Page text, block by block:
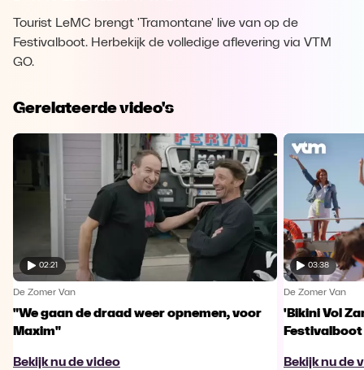
Tourist LeMC brengt 'Tramontane' live van op de
Festivalboot. Herbekijk de volledige aflevering via VTM
GO.
Gerelateerde video's
02:21
De Zomer Van
"We gaan de draad weer opnemen, voor
Maxim"
Bekijk nu de video
03:38
De Zomer Van
'Bikini Vol
Festivalboot
Bekijk nu de